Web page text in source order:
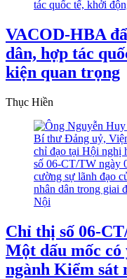
VACOD-HBA
dân, hợp tác
kiện quan trọng
Thục Hiền
Chỉ thị số 06-
Một dấu mốc
ngành Kiểm sát